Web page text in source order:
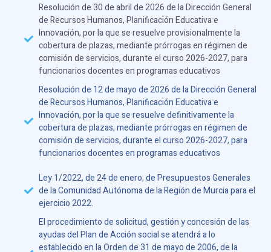
Resolución de 30 de abril de 2026 de la Dirección General
de Recursos Humanos, Planificación Educativa e
Innovación, por la que se resuelve provisionalmente la
cobertura de plazas, mediante prórrogas en régimen de
comisión de servicios, durante el curso 2026-2027, para
funcionarios docentes en programas educativos
Resolución de 12 de mayo de 2026 de la Dirección General
de Recursos Humanos, Planificación Educativa e
Innovación, por la que se resuelve definitivamente la
cobertura de plazas, mediante prórrogas en régimen de
comisión de servicios, durante el curso 2026-2027, para
funcionarios docentes en programas educativos
Ley 1/2022, de 24 de enero, de Presupuestos Generales
de la Comunidad Autónoma de la Región de Murcia para el
ejercicio 2022.
El procedimiento de solicitud, gestión y concesión de las
ayudas del Plan de Acción social se atendrá a lo
establecido en la Orden de 31 de mayo de 2006, de la